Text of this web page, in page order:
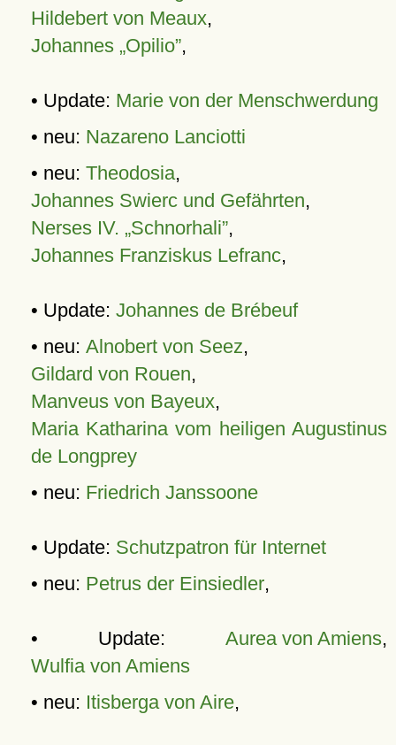
Hildebert von Meaux,
Johannes „Opilio”,
• Update: Marie von der Menschwerdung
• neu: Nazareno Lanciotti
• neu: Theodosia,
Johannes Swierc und Gefährten,
Nerses IV. „Schnorhali”,
Johannes Franziskus Lefranc,
• Update: Johannes de Brébeuf
• neu: Alnobert von Seez,
Gildard von Rouen,
Manveus von Bayeux,
Maria Katharina vom heiligen Augustinus
de Longprey
• neu: Friedrich Janssoone
• Update: Schutzpatron für Internet
• neu: Petrus der Einsiedler,
• Update: Aurea von Amiens,
Wulfia von Amiens
• neu: Itisberga von Aire,